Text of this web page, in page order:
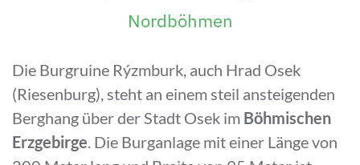
Nordböhmen
Die Burgruine Rýzmburk, auch Hrad Osek
(Riesenburg), steht an einem steil ansteigenden
Berghang über der Stadt Osek im Böhmischen
Erzgebirge. Die Burganlage mit einer Länge von